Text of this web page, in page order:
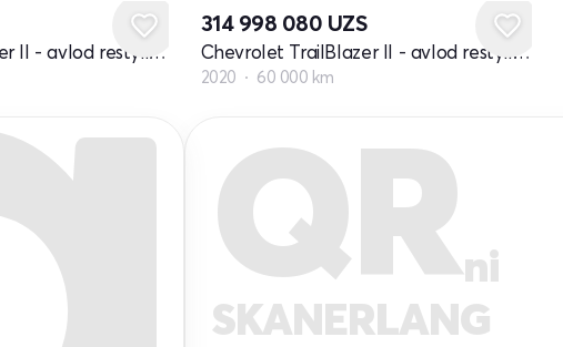
Chevrolet TrailBlazer II - avlod restyling
314 998 080 UZS
Chevrolet TrailBlazer II - avlod restyling
2020 60 000 km
QRni
SKANERLANG